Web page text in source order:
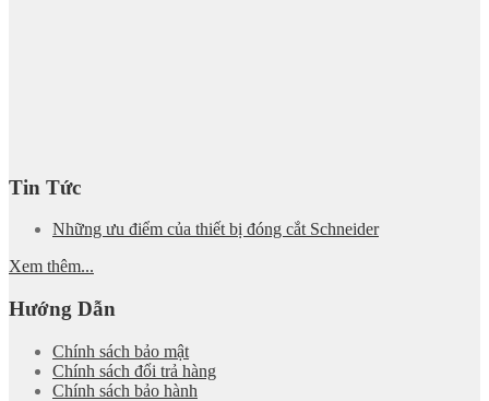
Tin Tức
Những ưu điểm của thiết bị đóng cắt Schneider
Xem thêm...
Hướng Dẫn
Chính sách bảo mật
Chính sách đổi trả hàng
Chính sách bảo hành